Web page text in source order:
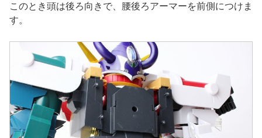
このとき頭は後ろ向きで、腰後ろアーマーを前側につけま
す。